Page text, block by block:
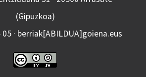
(Gipuzkoa)
05 · berriak[ABILDUA]goiena.eus